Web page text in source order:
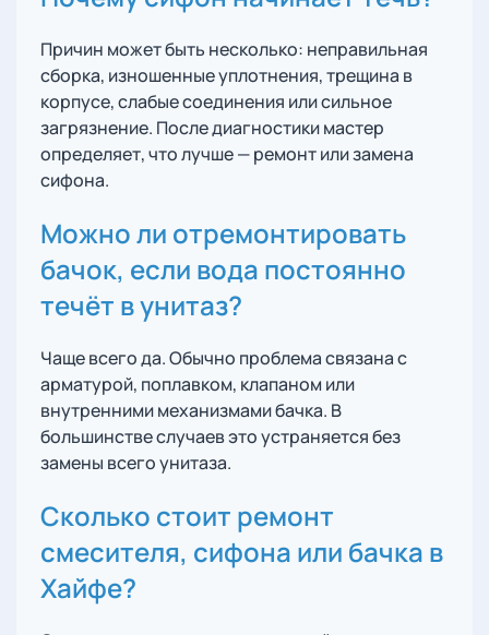
Причин может быть несколько: неправильная
сборка, изношенные уплотнения, трещина в
корпусе, слабые соединения или сильное
загрязнение. После диагностики мастер
определяет, что лучше — ремонт или замена
сифона.
Можно ли отремонтировать
бачок, если вода постоянно
течёт в унитаз?
Чаще всего да. Обычно проблема связана с
арматурой, поплавком, клапаном или
внутренними механизмами бачка. В
большинстве случаев это устраняется без
замены всего унитаза.
Сколько стоит ремонт
смесителя, сифона или бачка в
Хайфе?